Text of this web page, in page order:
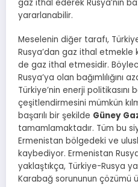
gaz ithal ederek Rusya’nın
yararlanabilir.
Meselenin diğer tarafı,
Rusya’dan gaz ithal etmekle
de gaz ithal etmesidir.
Rusya’ya olan bağımlılığını
Türkiye’nin enerji politikasını
çeşitlendirmesini mümkün
başarılı bir şekilde Güney
tamamlamaktadır. Tüm bu
Ermenistan bölgedeki ve
kaybediyor. Ermenistan
yaklaştıkça, Türkiye-Rusya
Karabağ sorununun çözümü